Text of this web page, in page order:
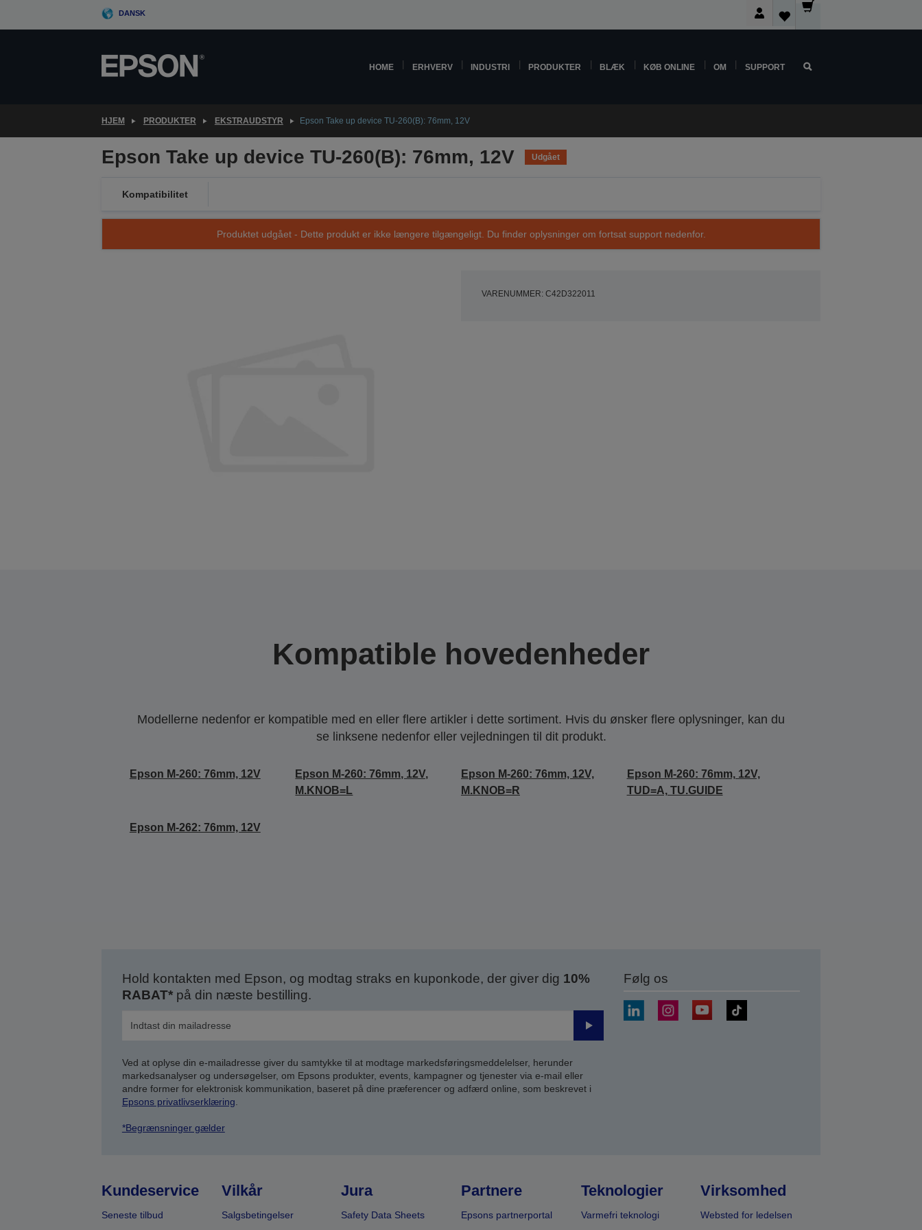
DANSK
HOME ERHVERV INDUSTRI PRODUKTER BLÆK KØB ONLINE OM SUPPORT
HJEM PRODUKTER EKSTRAUDSTYR Epson Take up device TU-260(B): 76mm, 12V
Epson Take up device TU-260(B): 76mm, 12V Udgået
Kompatibilitet
Produktet udgået - Dette produkt er ikke længere tilgængeligt. Du finder oplysninger om fortsat support nedenfor.
VARENUMMER: C42D322011
Kompatible hovedenheder
Modellerne nedenfor er kompatible med en eller flere artikler i dette sortiment. Hvis du ønsker flere oplysninger, kan du
se linksene nedenfor eller vejledningen til dit produkt.
Epson M-260: 76mm, 12V
Epson M-260: 76mm, 12V,
M.KNOB=L
Epson M-260: 76mm, 12V,
M.KNOB=R
Epson M-260: 76mm, 12V,
TUD=A, TU.GUIDE
Epson M-262: 76mm, 12V
Hold kontakten med Epson, og modtag straks en kuponkode, der giver dig 10%
RABAT*på din næste bestilling.
Send
Ved at oplyse din e-mailadresse giver du samtykke til at modtage markedsføringsmeddelelser, herunder
markedsanalyser og undersøgelser, om Epsons produkter, events, kampagner og tjenester via e-mail eller
andre former for elektronisk kommunikation, baseret på dine præferencer og adfærd online, som beskrevet i
Epsons privatlivserklæring
*Begrænsninger gælder
Følg os
Kundeservice
Seneste tilbud
Vilkår
Salgsbetingelser
Jura
Safety Data Sheets
Partnere
Epsons partnerportal
Teknologier
Varmefri teknologi
Virksomhed
Websted for ledelsen